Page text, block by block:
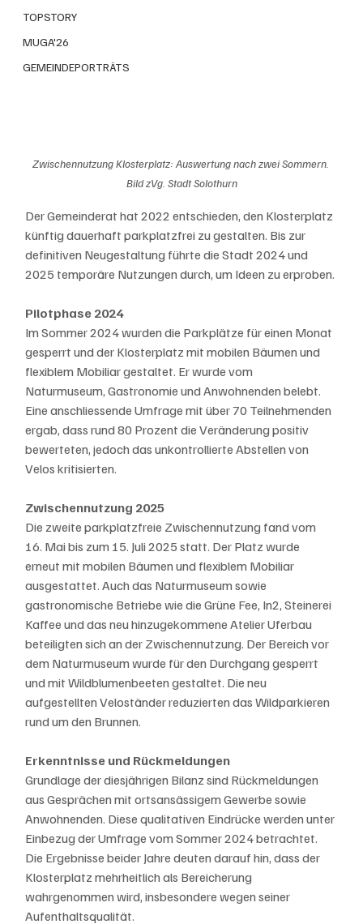
TOPSTORY
MUGA'26
GEMEINDEPORTRÄTS
Zwischennutzung Klosterplatz: Auswertung nach zwei Sommern.
Bild zVg. Stadt Solothurn
Der Gemeinderat hat 2022 entschieden, den Klosterplatz
künftig dauerhaft parkplatzfrei zu gestalten. Bis zur
definitiven Neugestaltung führte die Stadt 2024 und
2025 temporäre Nutzungen durch, um Ideen zu erproben.
Pilotphase 2024
Im Sommer 2024 wurden die Parkplätze für einen Monat
gesperrt und der Klosterplatz mit mobilen Bäumen und
flexiblem Mobiliar gestaltet. Er wurde vom
Naturmuseum, Gastronomie und Anwohnenden belebt.
Eine anschliessende Umfrage mit über 70 Teilnehmenden
ergab, dass rund 80 Prozent die Veränderung positiv
bewerteten, jedoch das unkontrollierte Abstellen von
Velos kritisierten.
Zwischennutzung 2025
Die zweite parkplatzfreie Zwischennutzung fand vom
16. Mai bis zum 15. Juli 2025 statt. Der Platz wurde
erneut mit mobilen Bäumen und flexiblem Mobiliar
ausgestattet. Auch das Naturmuseum sowie
gastronomische Betriebe wie die Grüne Fee, In2, Steinerei
Kaffee und das neu hinzugekommene Atelier Uferbau
beteiligten sich an der Zwischennutzung. Der Bereich vor
dem Naturmuseum wurde für den Durchgang gesperrt
und mit Wildblumenbeeten gestaltet. Die neu
aufgestellten Veloständer reduzierten das Wildparkieren
rund um den Brunnen.
Erkenntnisse und Rückmeldungen
Grundlage der diesjährigen Bilanz sind Rückmeldungen
aus Gesprächen mit ortsansässigem Gewerbe sowie
Anwohnenden. Diese qualitativen Eindrücke werden unter
Einbezug der Umfrage vom Sommer 2024 betrachtet.
Die Ergebnisse beider Jahre deuten darauf hin, dass der
Klosterplatz mehrheitlich als Bereicherung
wahrgenommen wird, insbesondere wegen seiner
Aufenthaltsqualität.